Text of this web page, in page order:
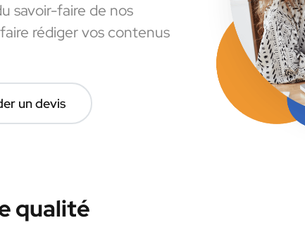
savoir-faire de nos
rédiger vos contenus
un devis
qualité